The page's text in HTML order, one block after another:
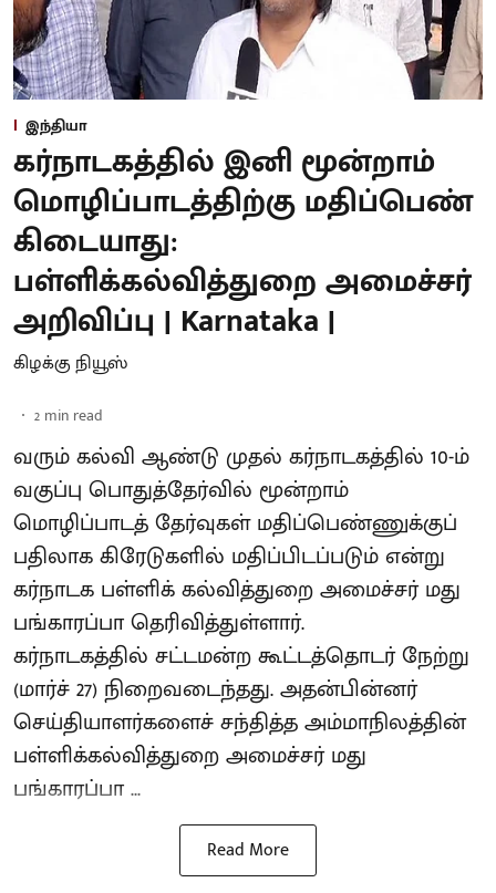
இந்தியா
கர்நாடகத்தில் இனி மூன்றாம்
மொழிப்பாடத்திற்கு மதிப்பெண்
கிடையாது:
பள்ளிக்கல்வித்துறை அமைச்சர்
அறிவிப்பு | Karnataka |
கிழக்கு நியூஸ்
2 min read
வரும் கல்வி ஆண்டு முதல் கர்நாடகத்தில் 10-ம்
வகுப்பு பொதுத்தேர்வில் மூன்றாம்
மொழிப்பாடத் தேர்வுகள் மதிப்பெண்ணுக்குப்
பதிலாக கிரேடுகளில் மதிப்பிடப்படும் என்று
கர்நாடக பள்ளிக் கல்வித்துறை அமைச்சர் மது
பங்காரப்பா தெரிவித்துள்ளார்.
கர்நாடகத்தில் சட்டமன்ற கூட்டத்தொடர் நேற்று
(மார்ச் 27) நிறைவடைந்தது. அதன்பின்னர்
செய்தியாளர்களைச் சந்தித்த அம்மாநிலத்தின்
பள்ளிக்கல்வித்துறை அமைச்சர் மது
பங்காரப்பா ...
Read More